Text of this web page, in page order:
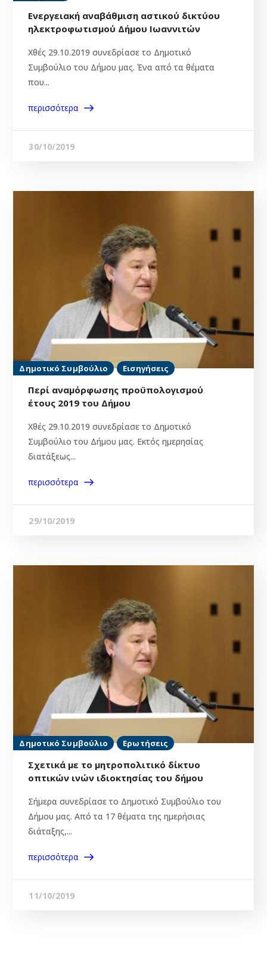
Ενεργειακή αναβάθμιση αστικού δικτύου
ηλεκτροφωτισμού Δήμου Ιωαννιτών
Χθές 29.10.2019 συνεδρίασε το Δημοτικό
Συμβούλιο του Δήμου μας. Ένα από τα θέματα
που...
περισσότερα
30/10/2019
Δημοτικό Συμβούλιο Εισηγήσεις
Περί αναμόρφωσης προϋπολογισμού
έτους 2019 του Δήμου
Χθές 29.10.2019 συνεδρίασε το Δημοτικό
Συμβούλιο του Δήμου μας. Εκτός ημερησίας
διατάξεως...
περισσότερα
29/10/2019
Δημοτικό Συμβούλιο Ερωτήσεις
Σχετικά με το μητροπολιτικό δίκτυο
οπτικών ινών ιδιοκτησίας του δήμου
Σήμερα συνεδρίασε το Δημοτικό Συμβούλιο του
Δήμου μας. Από τα 17 θέματα της ημερήσιας
διάταξης,...
περισσότερα
11/10/2019